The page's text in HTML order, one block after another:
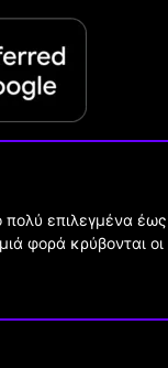
πολύ επιλεγμένα
φορά κρύβονται οι